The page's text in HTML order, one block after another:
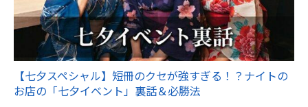
【七夕スペシャル】短冊のクセが強すぎる！？ナイトの
お店の「七夕イベント」裏話＆必勝法